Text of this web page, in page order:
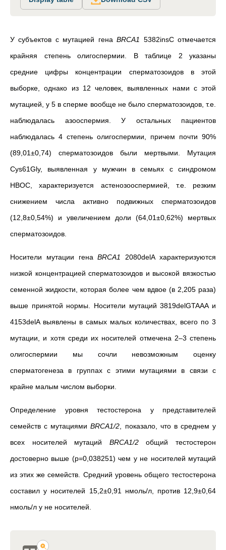
У субъектов с мутацией генаBRCA1
5382insC отмечается
крайняя степень олигоспермии. В таблице 2 указаны
средние цифры концентрации сперматозоидов в этой
выборке, однако из 12 человек, выявленных нами с этой
мутацией, у 5 в сперме вообще не было сперматозоидов, т.е.
наблюдалась азооспермия. У остальных пациентов
наблюдалась 4 степень олигоспермии, причем почти 90%
(89,01±0,74) сперматозоидов были мертвыми. Мутация
Cys61Gly, выявленная у мужчин в семьях с синдромом
HBOC, характеризуется астенозооспермией, т.е. резким
снижением числа активно подвижных сперматозоидов
(12,8±0,54%) и увеличением доли (64,01±0,62%) мертвых
сперматозоидов.
Носители мутации генаBRCA1
2080delA характеризуются
низкой концентрацией сперматозоидов и высокой вязкостью
семенной жидкости, которая более чем вдвое (в 2,205 раза)
выше принятой нормы. Носители мутаций 3819delGTAAA и
4153delA выявлены в самых малых количествах, всего по 3
мутации, и хотя среди их носителей отмечена 2–3 степень
олигоспермии мы сочли невозможным оценку
сперматогенеза в группах с этими мутациями в связи с
крайне малым числом выборки.
Определение уровня тестостерона у представителей
семейств с мутациямиBRCA1/2 , показало, что в среднем у
всех носителей мутаций BRCA1/2общий тестостерон
достоверно выше (p=0,038251) чем у не носителей мутаций
из этих же семейств. Средний уровень общего тестостерона
составил у носителей 15,2±0,91 нмоль/л, против 12,9±0,64
нмоль/л у не носителей.